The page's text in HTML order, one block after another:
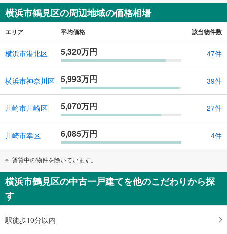
横浜市鶴見区の周辺地域の価格相場
エリア 平均価格 該当物件数
横浜市港北区 5,320万円 47件
横浜市神奈川区 5,993万円 39件
川崎市川崎区 5,070万円 27件
川崎市幸区 6,085万円 4件
賃貸中の物件を除いています。
横浜市鶴見区の中古一戸建てを他のこだわりから探
す
駅徒歩10分以内